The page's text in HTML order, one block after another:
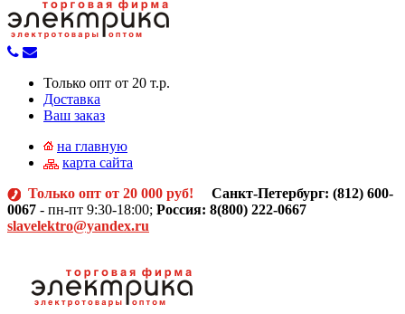
Только опт от 20 т.р.
Доставка
Ваш заказ
на главную
карта сайта
Только опт от 20 000 руб! Санкт-Петербург: (812) 600-
0067 - пн-пт 9:30-18:00; Россия: 8(800) 222-0667
slavelektro@yandex.ru